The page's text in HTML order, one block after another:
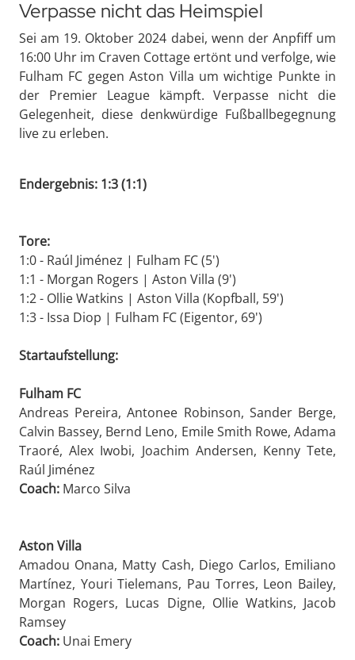
Verpasse nicht das Heimspiel
Sei am 19. Oktober 2024 dabei, wenn der Anpfiff um
16:00 Uhr im Craven Cottage ertönt und verfolge, wie
Fulham FC gegen Aston Villa um wichtige Punkte in
der Premier League kämpft. Verpasse nicht die
Gelegenheit, diese denkwürdige Fußballbegegnung
live zu erleben.
Endergebnis: 1:3 (1:1)
Tore:
1:0 - Raúl Jiménez | Fulham FC (5')
1:1 - Morgan Rogers | Aston Villa (9')
1:2 - Ollie Watkins | Aston Villa (Kopfball, 59')
1:3 - Issa Diop | Fulham FC (Eigentor, 69')
Startaufstellung:
Fulham FC
Andreas Pereira, Antonee Robinson, Sander Berge,
Calvin Bassey, Bernd Leno, Emile Smith Rowe, Adama
Traoré, Alex Iwobi, Joachim Andersen, Kenny Tete,
Raúl Jiménez
Coach: Marco Silva
Aston Villa
Amadou Onana, Matty Cash, Diego Carlos, Emiliano
Martínez, Youri Tielemans, Pau Torres, Leon Bailey,
Morgan Rogers, Lucas Digne, Ollie Watkins, Jacob
Ramsey
Coach: Unai Emery